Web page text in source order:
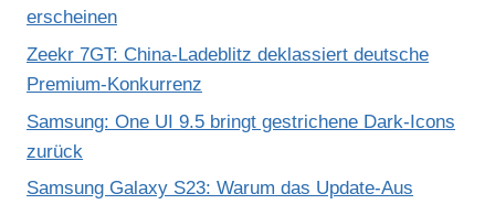
erscheinen
Zeekr 7GT: China-Ladeblitz deklassiert deutsche
Premium-Konkurrenz
Samsung: One UI 9.5 bringt gestrichene Dark-Icons
zurück
Samsung Galaxy S23: Warum das Update-Aus